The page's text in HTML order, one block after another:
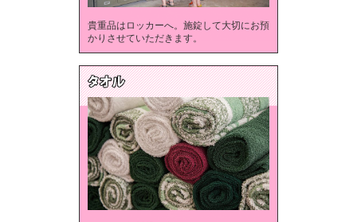
貴重品はロッカーへ。施錠して大切にお預
かりさせていただきます。